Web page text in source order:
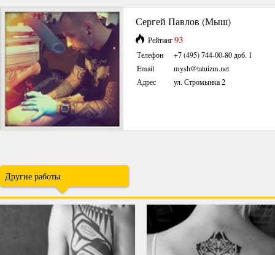
Сергей Павлов (Мыш)
Рейтинг93
Телефон
+7 (495) 744-00-80 доб. 1
Email
mysh@tatuizm.net
Адрес
ул. Стромынка 2
Другие работы